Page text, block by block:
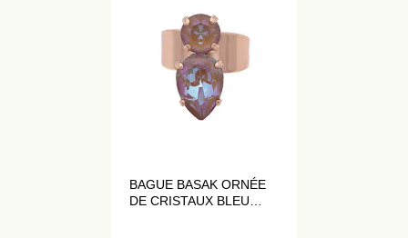
BAGUE BASAK ORNÉE
DE CRISTAUX BLEU